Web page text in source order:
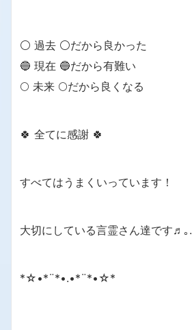
⚪ 過去 ⚪だから良かった
🔵 現在 🔵だから有難い
🌕 未来 🌕だから良くなる
🍀 全てに感謝 🍀
すべてはうまくいっています！
大切にしている言霊さん達です♬｡.
*☆•*¨*•.•*¨*•☆*